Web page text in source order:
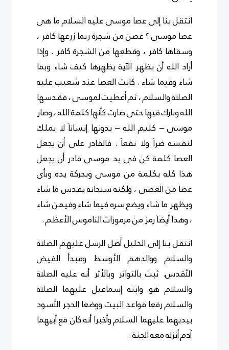
انتقل بنا إلى عصا موسى عليه السلام ما هى
عصا موسى ؟ غصن من شجرة ربما زرعها كافر ،
وسقاها كافر ، وقطعها من الشجرة كافر . وإذا
أراد الله أن يظهر الآية يظهرها كيف شاء وبما
شاء وفيما شاء . كانت العصا عند شعيب عليه
الصلاة والسلام ، ثم أعطيت لموسى ، فقدسها
الله وبارك فيها حتى صارت كأنها كلمة الله ، وصار
موسى – كليم الله – بدونها إنساناَ لا يملك
لنفسه ضراَ ولا نفعاَ . فالقادر على أن يجعل
العصا كلمة كن فى يد موسى قادر أن يجعل
هذا كله بكلمة من موسى وبحركة يده وبأى
عصا من العصى ، ولكنه سبحانه يقدس ما شاء
ويظهر ما شاء ويضع سره فيما شاء وفيمن شاء
، وهذا أيضاَ رمز من مرموزات الناموس الأعظم .
انتقل بنا إلى الخليل أصل الرسل عليهم الصلاة
والسلام ووالدهم الأوسط ومبدأ الفيض
الأقدس. ثبت بالتواتر وبالأثر أنه عليه الصلاة
والسلام هو وابنه إسماعيل عليهما الصلاة
والسلام رفعا قواعد البيت ووضعا الحجر الأسود
بيديهما عليهما السلام وأخبرا أنه كان مع أبيهما
آدم أنزله معه الجنة .